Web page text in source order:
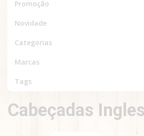
Promoção
Novidade
Categorias
Marcas
Tags
Cabeçadas